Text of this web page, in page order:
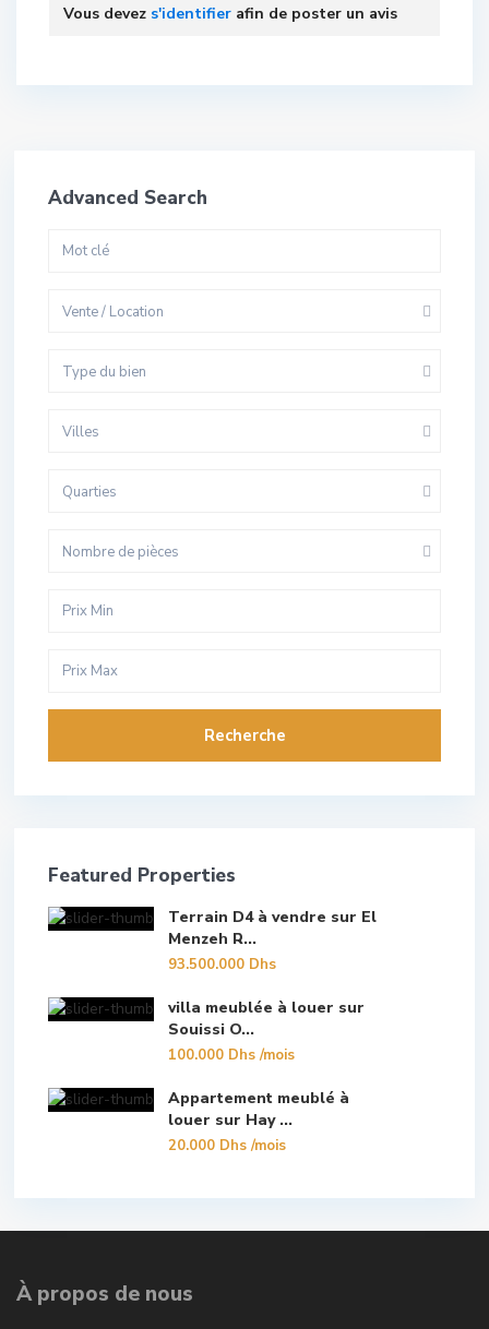
Vous devez s'identifier afin de poster un avis
Advanced Search
Vente / Location
Type du bien
Villes
Quarties
Nombre de pièces
Recherche
Featured Properties
Terrain D4 à vendre sur El
Menzeh R...
93.500.000 Dhs
villa meublée à louer sur
Souissi O...
100.000 Dhs/mois
Appartement meublé à
louer sur Hay ...
20.000 Dhs/mois
À propos de nous